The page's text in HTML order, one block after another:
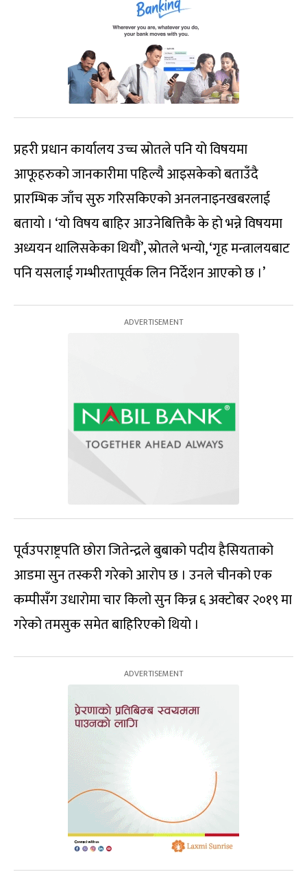
प्रहरी प्रधान कार्यालय उच्च स्रोतले पनि यो विषयमा
आफूहरुको जानकारीमा पहिल्यै आइसकेको बताउँदै
प्रारम्भिक जाँच सुरु गरिसकिएको अनलनाइनखबरलाई
बतायो । ‘यो विषय बाहिर आउनेबित्तिकै के हो भन्ने विषयमा
अध्ययन थालिसकेका थियौं’, स्रोतले भन्यो, ‘गृह मन्त्रालयबाट
पनि यसलाई गम्भीरतापूर्वक लिन निर्देशन आएको छ ।’
पूर्वउपराष्ट्रपति छोरा जितेन्द्रले बुबाको पदीय हैसियताको
आडमा सुन तस्करी गरेको आरोप छ । उनले चीनको एक
कम्पीसँग उधारोमा चार किलो सुन किन्न ६ अक्टोबर २०१९ मा
गरेको तमसुक समेत बाहिरिएको थियो ।